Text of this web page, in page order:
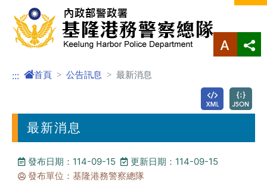
進入內容區塊
::: 首頁 公告訊息 最新消息
最新消息
發布日期：114-09-15
更新日期：114-09-15
發布單位：基隆港務警察總隊